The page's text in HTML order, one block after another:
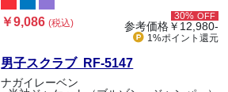
￥9,086(税込)
30% OFF
参考価格￥12,980-
1%ポイント 還元
男子スクラブ RF-5147
ナガイレーベン